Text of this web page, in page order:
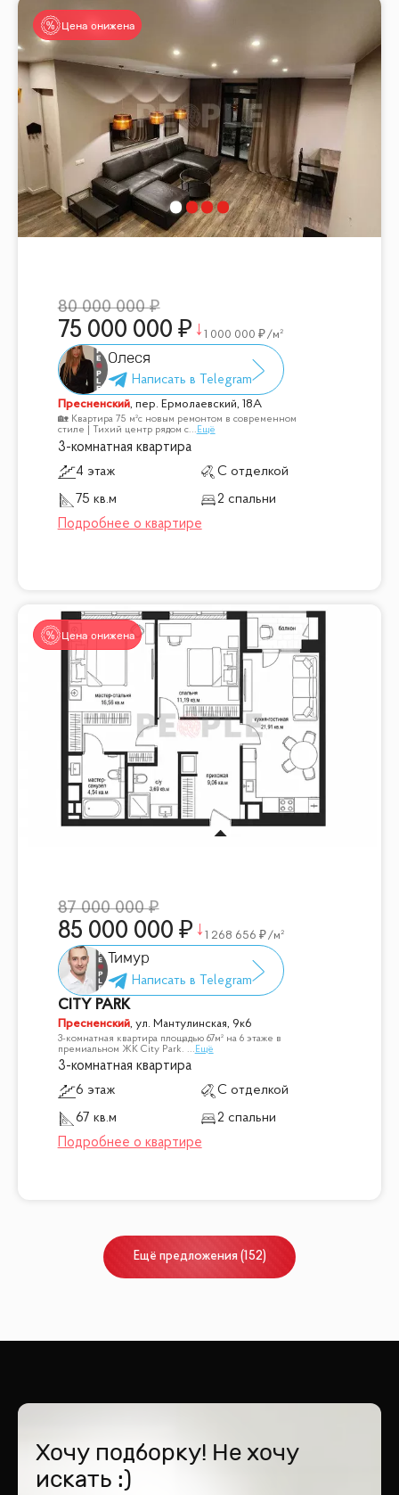
Цена снижена
80 000 000
75 000 000 1 000 000 /м²
Олеся
Пресненский, пер. Ермолаевский, 18А
🏡 Квартира 75 м²с новым ремонтом в современном
стиле | Тихий центр рядом с... Ещё
3-комнатная квартира
4 этаж
С отделкой
75 кв.м
2 спальни
Цена снижена
87 000 000
85 000 000 1 268 656 /м²
Тимур
CITY PARK
Пресненский, ул. Мантулинская, 9к6
3-комнатная квартира площадью 67м² на 6 этаже в
премиальном ЖК City Park. ... Ещё
3-комнатная квартира
6 этаж
С отделкой
67 кв.м
2 спальни
Ещё предложения (152)
Хочу подборку! Не хочу
искать :)